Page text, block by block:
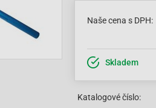
Naše cena s DPH:
Skladem
Katalogové číslo: